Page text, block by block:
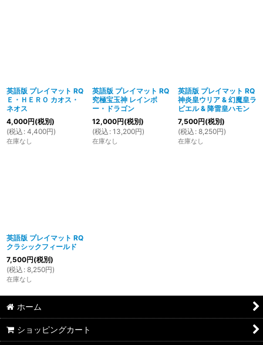
英語版 プレイマット RQ
Ｅ・ＨＥＲＯ カオス・
ネオス
4,000円(税別)
(税込 : 4,400円)
在庫なし
英語版 プレイマット RQ
究極宝玉神 レインボ
ー・ドラゴン
12,000円(税別)
(税込 : 13,200円)
在庫なし
英語版 プレイマット RQ
神炎皇ウリア & 幻魔皇ラ
ビエル & 降雷皇ハモン
7,500円(税別)
(税込 : 8,250円)
在庫なし
英語版 プレイマット RQ
クラシックフィールド
7,500円(税別)
(税込 : 8,250円)
在庫なし
ホーム
ショッピングカート